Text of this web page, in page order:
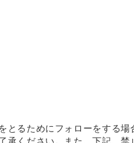
るためにフォローをする
承ください。また、下記、